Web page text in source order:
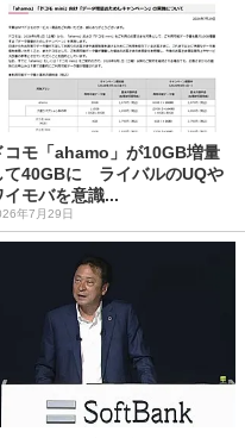
コモ「ahamo」が10GB増量
て40GBに ライバルのUQや
イモバを意識...
年7月29日